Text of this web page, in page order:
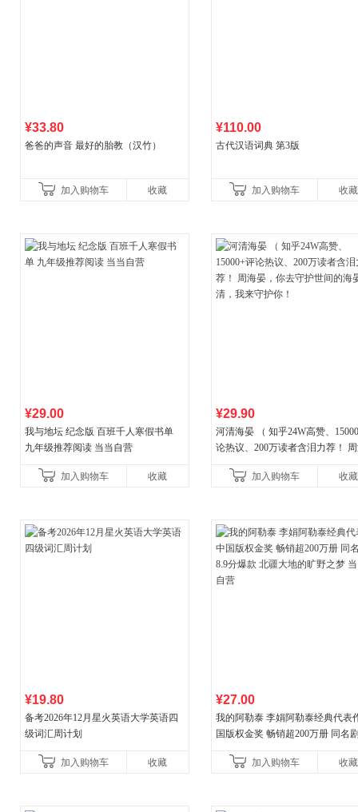
¥33.80
爸爸的声音 最好的胎教（汉竹）
加入购物车 收藏
¥110.00
古代汉语词典 第3版
加入购物车 收藏
¥29.00
我与地坛 纪念版 百班千人寒假书单
九年级推荐阅读 当当自营
加入购物车 收藏
¥29.90
河清海晏 （ 知乎24W高赞、
论热议、200万读者含泪力荐！
守护你！加入购物车 收藏
¥19.80
备考2026年12月星火英语大学英语四
级词汇周计划
加入购物车 收藏
¥27.00
我的阿勒泰 李娟阿勒泰经典代表
国版权金奖 畅销超200万册 同名
加入购物车
收藏